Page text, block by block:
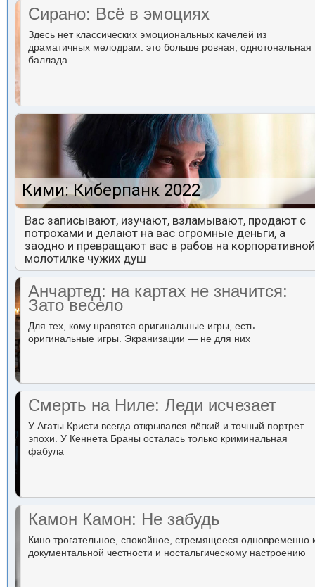
Сирано: Всё в эмоциях
Здесь нет классических эмоциональных качелей из
драматичных мелодрам: это больше ровная, однотональная
баллада
Кими: Киберпанк 2022
Вас записывают, изучают, взламывают, продают с
потрохами и делают на вас огромные деньги, а
заодно и превращают вас в рабов на корпоративной
молотилке чужих душ
Анчартед: на картах не значится:
Зато весело
Для тех, кому нравятся оригинальные игры, есть
оригинальные игры. Экранизации — не для них
Смерть на Ниле: Леди исчезает
У Агаты Кристи всегда открывался лёгкий и точный портрет
эпохи. У Кеннета Браны осталась только криминальная
фабула
Камон Камон: Не забудь
Кино трогательное, спокойное, стремящееся одновременно
документальной честности и ностальгическому настроению